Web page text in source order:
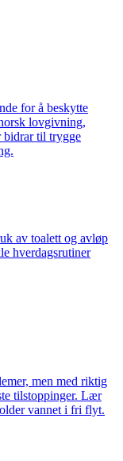
for å beskytte
lovgivning,
bidrar til trygge
av toalett og avløp
hverdagsrutiner
men med riktig
tilstoppinger. Lær
vannet i fri flyt.